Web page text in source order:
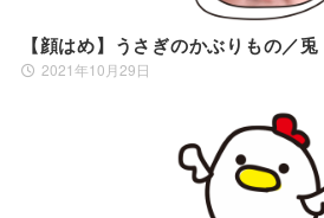
【顔はめ】うさぎのかぶりもの／
2021年10月29日